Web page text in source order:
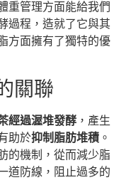
重管理方面能給我們
過程，造就了它與其
方面擁有了獨特的優
關聯
經過渥堆發酵 ，產生
助於抑制脂肪堆積 。
的機制，從而減少脂
道防線，阻止過多的